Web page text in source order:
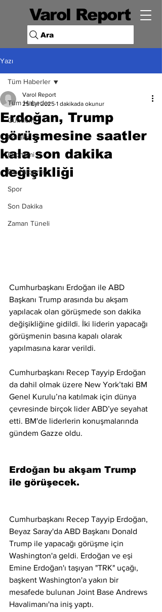
Varol Report
Ara
Yazı
Tüm Haberler
Gündem
Politika
Ekonomi
Dış Haberler
Spor
Son Dakika
Zaman Tüneli
Tüm Haberler
Erdoğan, Trump
görüşmesine saatler
kala son dakika
değişikliği
Varol Report
25 Eyl 2025 1 dakikada okunur
Cumhurbaşkanı Erdoğan ile ABD
Başkanı Trump arasında bu akşam
yapılacak olan görüşmede son dakika
değişikliğine gidildi. İki liderin yapacağı
görüşmenin basına kapalı olarak
yapılmasına karar verildi.
Cumhurbaşkanı Recep Tayyip Erdoğan
da dahil olmak üzere New York’taki BM
Genel Kurulu’na katılmak için dünya
çevresinde birçok lider ABD’ye seyahat
etti. BM'de liderlerin konuşmalarında
gündem Gazze oldu.
Erdoğan bu akşam Trump
ile görüşecek.
Cumhurbaşkanı Recep Tayyip Erdoğan,
Beyaz Saray'da ABD Başkanı Donald
Trump ile yapacağı görüşme için
Washington'a geldi. Erdoğan ve eşi
Emine Erdoğan'ı taşıyan "TRK" uçağı,
başkent Washington'a yakın bir
mesafede bulunan Joint Base Andrews
Havalimanı'na iniş yaptı.